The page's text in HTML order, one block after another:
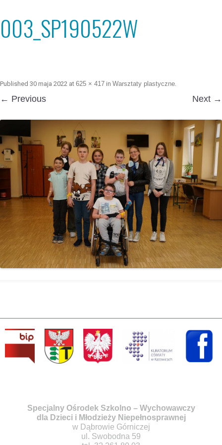
003_SP190522W
Published 30 maja 2022 at 625 × 417 in Warsztaty plastyczne.
← Previous Next →
Specjalny Ośrodek Szkolno – Wychowawczy
dla Dzieci i Młodzieży Niepełnosprawnej
w Dąbrowie Górniczej
ul. Swobodna 59